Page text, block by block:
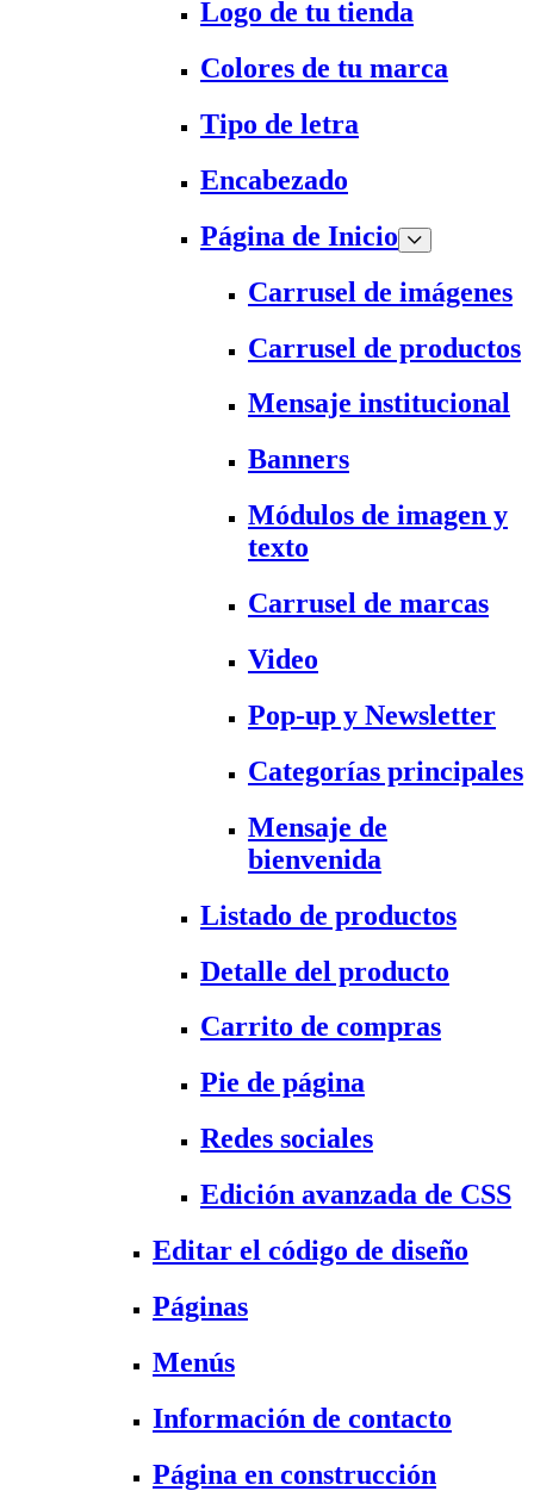
Logo de tu tienda
Colores de tu marca
Tipo de letra
Encabezado
Página de Inicio
Carrusel de imágenes
Carrusel de productos
Mensaje institucional
Banners
Módulos de imagen y
texto
Carrusel de marcas
Video
Pop-up y Newsletter
Categorías principales
Mensaje de
bienvenida
Listado de productos
Detalle del producto
Carrito de compras
Pie de página
Redes sociales
Edición avanzada de CSS
Editar el código de diseño
Páginas
Menús
Información de contacto
Página en construcción